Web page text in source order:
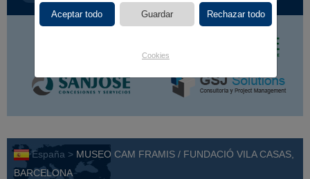
Cookies
España > MUSEO CAM FRAMIS / FUNDACIÓ VILA CASAS,
BARCELONA